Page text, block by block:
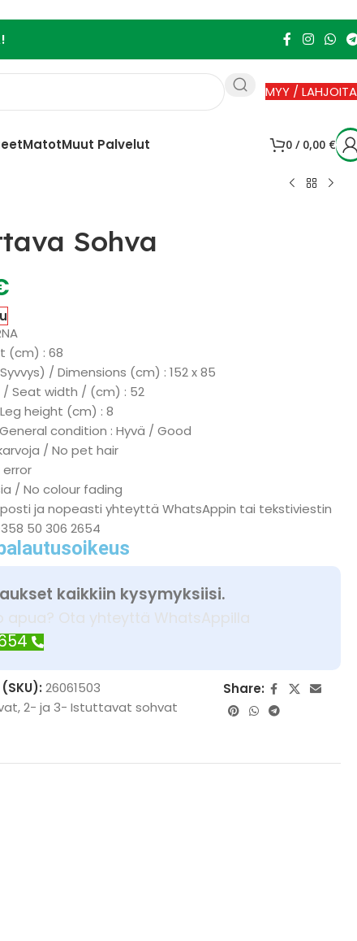
MYY / LAHJOITA
MatotMuut Palvelut 0 / 0,00 €
Sohva
(cm) : 68
/ Dimensions (cm) : 152 x 85
/ Seat width / (cm) : 52
height (cm) : 8
condition : Hyvä / Good
/ No pet hair
error
/ No colour fading
ja nopeasti yhteyttä WhatsAppin tai tekstiviestin
50 306 2654
kaikkiin kysymyksiisi.
apua? Ota yhteyttä WhatsAppilla
26061503
,2- ja 3- Istuttavat sohvat
Share: